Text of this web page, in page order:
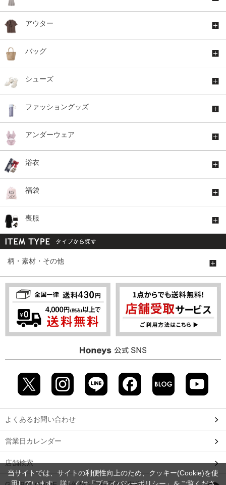
アウター
バッグ
シューズ
ファッショングッズ
アンダーウェア
浴衣
福袋
喪服
柄・素材・その他
よくあるお問い合わせ
営業日カレンダー
店舗検索
当サイトでは、サイトの利便性向上のため、クッキー(Cookie)を使